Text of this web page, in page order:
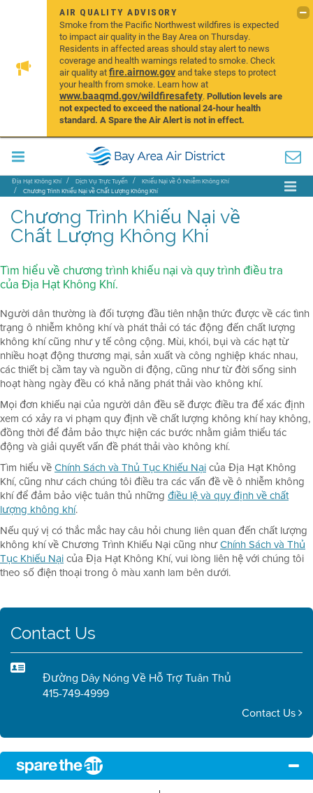
AIR QUALITY ADVISORY
Smoke from the Pacific Northwest wildfires is expected
to impact air quality in the Bay Area on Thursday.
Residents in affected areas should stay alert to news
coverage and health warnings related to smoke. Check
air quality atfire.airnow.govand take steps to protect
your health from smoke. Learn how at
www.baaqmd.gov/wildfiresafety.Pollution levels are
not expected to exceed the national 24-hour health
standard. A Spare the Air Alert is not in effect.
Địa Hạt Không Khí Dịch Vụ Trực Tuyến
Khiếu Nại về Ô Nhiễm Không Khí
Chương Trình Khiếu Nại về Chất Lượng Không Khí
Chương Trình Khiếu Nại về
Chất Lượng Không Khí
Tìm hiểu về chương trình khiếu nại và quy trình điều tra
của Địa Hạt Không Khí.
Người dân thường là đối tượng đầu tiên nhận thức được về các tình
trạng ô nhiễm không khí và phát thải có tác động đến chất lượng
không khí cũng như y tế công cộng. Mùi, khói, bụi và các hạt từ
nhiều hoạt động thương mại, sản xuất và công nghiệp khác nhau,
các thiết bị cầm tay và nguồn di động, cũng như từ đời sống sinh
hoạt hàng ngày đều có khả năng phát thải vào không khí.
Mọi đơn khiếu nại của người dân đều sẽ được điều tra để xác định
xem có xảy ra vi phạm quy định về chất lượng không khí hay không,
đồng thời để đảm bảo thực hiện các bước nhằm giảm thiểu tác
động và giải quyết vấn đề phát thải vào không khí.
Tìm hiểu vềChính Sách và Thủ Tục Khiếu Nạicủa Địa Hạt Không
Khí, cũng như cách chúng tôi điều tra các vấn đề về ô nhiễm không
khí để đảm bảo việc tuân thủ những điều lệ và quy định về chất
lượng không khí.
Nếu quý vị có thắc mắc hay câu hỏi chung liên quan đến chất lượng
không khí về Chương Trình Khiếu Nại cũng nhưChính Sách và Thủ
Tục Khiếu Nạicủa Địa Hạt Không Khí, vui lòng liên hệ với chúng tôi
theo số điện thoại trong ô màu xanh lam bên dưới.
Contact Us
Đường Dây Nóng Về Hỗ Trợ Tuân Thủ
415-749-4999
Contact Us